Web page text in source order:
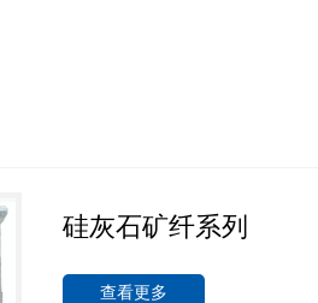
硅灰石矿纤系列
查看更多